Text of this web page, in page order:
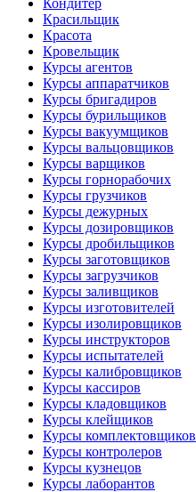
Кондитер
Красильщик
Красота
Кровельщик
Курсы агентов
Курсы аппаратчиков
Курсы бригадиров
Курсы бурильщиков
Курсы вакуумщиков
Курсы вальцовщиков
Курсы варщиков
Курсы горнорабочих
Курсы грузчиков
Курсы дежурных
Курсы дозировщиков
Курсы дробильщиков
Курсы заготовщиков
Курсы загрузчиков
Курсы заливщиков
Курсы изготовителей
Курсы изолировщиков
Курсы инструкторов
Курсы испытателей
Курсы калибровщиков
Курсы кассиров
Курсы кладовщиков
Курсы клейщиков
Курсы комплектовщиков
Курсы контролеров
Курсы кузнецов
Курсы лаборантов